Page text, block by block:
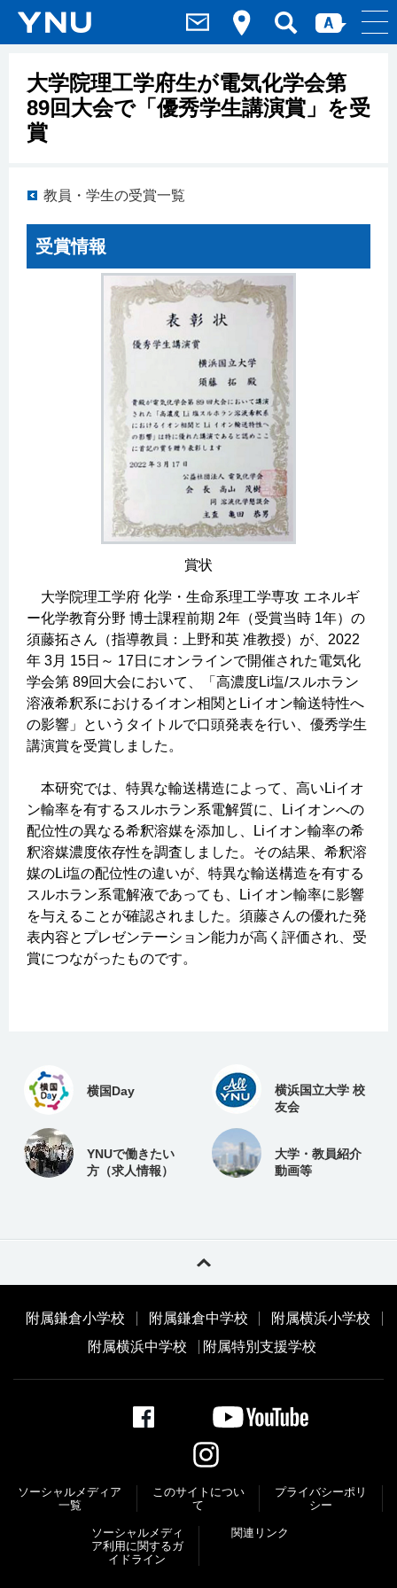
大学院理工学府生が電気化学会第
89回大会で「優秀学生講演賞」を受
賞
教員・学生の受賞一覧
受賞情報
賞状
大学院理工学府 化学・生命系理工学専攻 エネルギ
ー化学教育分野 博士課程前期 2年（受賞当時 1年）の
須藤拓さん（指導教員：上野和英 准教授）が、2022
年 3月 15日～ 17日にオンラインで開催された電気化
学会第 89回大会において、「高濃度Li塩/スルホラン
溶液希釈系におけるイオン相関とLiイオン輸送特性へ
の影響」というタイトルで口頭発表を行い、優秀学生
講演賞を受賞しました。
本研究では、特異な輸送構造によって、高いLiイオ
ン輸率を有するスルホラン系電解質に、Liイオンへの
配位性の異なる希釈溶媒を添加し、Liイオン輸率の希
釈溶媒濃度依存性を調査しました。その結果、希釈溶
媒のLi塩の配位性の違いが、特異な輸送構造を有する
スルホラン系電解液であっても、Liイオン輸率に影響
を与えることが確認されました。須藤さんの優れた発
表内容とプレゼンテーション能力が高く評価され、受
賞につながったものです。
横国Day
横浜国立大学 校
友会
YNUで働きたい
方（求人情報）
大学・教員紹介
動画等
附属鎌倉小学校 附属鎌倉中学校
附属横浜小学校
附属横浜中学校
附属特別支援学校
ソーシャルメディア
一覧
このサイトについ
て
プライバシーポリ
シー
ソーシャルメディ
ア利⽤に関するガ
イドライン
関連リンク